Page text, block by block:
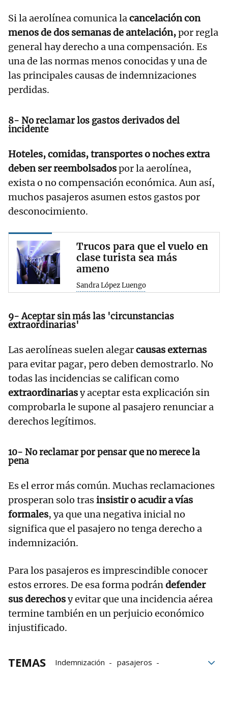
Si la aerolínea comunica lacancelación con
menos de dos semanas de antelación,por regla
general hay derecho a una compensación. Es
una de las normas menos conocidas y una de
las principales causas de indemnizaciones
perdidas.
8- No reclamar los gastos derivados del
incidente
Hoteles, comidas, transportes o noches extra
deben ser reembolsadospor la aerolínea,
exista o no compensación económica. Aun así,
muchos pasajeros asumen estos gastos por
desconocimiento.
Trucos para que el vuelo en
clase turista sea más
ameno
Sandra López Luengo
9- Aceptar sin más las 'circunstancias
extraordinarias'
Las aerolíneas suelen alegarcausas externas
para evitar pagar, pero deben demostrarlo. No
todas las incidencias se califican como
extraordinariasy aceptar esta explicación sin
comprobarla le supone al pasajero renunciar a
derechos legítimos.
10- No reclamar por pensar que no merece la
pena
Es el error más común. Muchas reclamaciones
prosperan solo trasinsistir o acudir a vías
formales, ya que una negativa inicial no
significa que el pasajero no tenga derecho a
indemnización.
Para los pasajeros es imprescindible conocer
estos errores. De esa forma podrándefender
sus derechosy evitar que una incidencia aérea
termine también en un perjuicio económico
injustificado.
TEMAS Indemnización
pasajeros